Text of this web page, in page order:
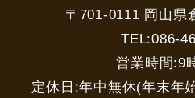
〒701-0111 岡山県
TEL:086-
営業時間:9
定休日:年中無休(年末年